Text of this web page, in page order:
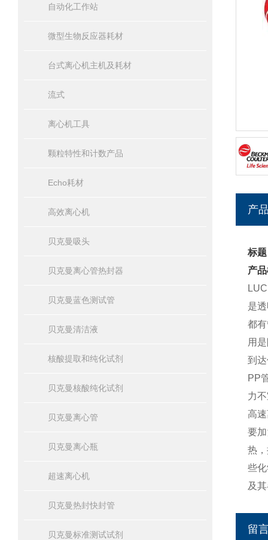
自动化工作站
微型生物反应器耗材
台式离心机主机及耗材
流式
离心机工具
颗粒特性和计数产品
Echo耗材
高效离心机
贝克曼吸头
贝克曼离心管热封器
贝克曼蓝色测试管
贝克曼清洁液
核酸提取和纯化试剂
贝克曼核酸纯化试剂
贝克曼离心管
贝克曼离心瓶
超速离心机
贝克曼热封快封管
贝克曼标准测试试剂
产
标
产
是
都
用
到
PP
力
高
要
热
些
及
留